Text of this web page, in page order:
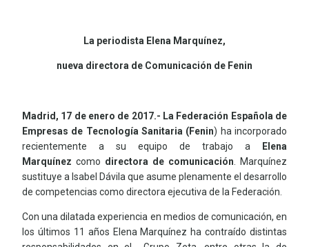
La periodista Elena Marquínez,
nueva directora de Comunicación de Fenin
Madrid, 17 de enero de 2017.- La Federación Española de
Empresas de Tecnología Sanitaria (Fenin) ha incorporado
recientemente a su equipo de trabajo a
Elena
Marquínez como directora de comunicación . Marquínez
sustituye a Isabel Dávila que asume plenamente el desarrollo
de competencias como directora ejecutiva de la Federación.
Con una dilatada experiencia en medios de comunicación, en
los últimos 11 años Elena Marquínez ha contraído distintas